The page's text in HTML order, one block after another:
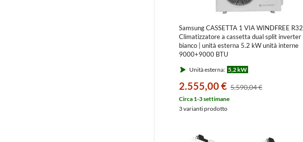
Samsung CASSETTA 1 VIA WINDFREE R32
Climatizzatore a cassetta dual split inverter
bianco | unità esterna 5.2 kW unità interne
9000+9000 BTU
Unità esterna: 5,2 kW
2.555,00 € 5.590,04 €
Circa 1-3 settimane
3 varianti prodotto